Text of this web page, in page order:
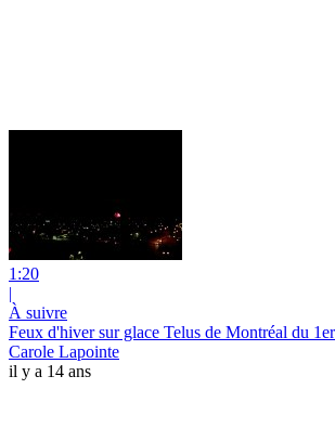
1:20
|
À suivre
Feux d'hiver sur glace Telus de Montréal du
Carole Lapointe
il y a 14 ans